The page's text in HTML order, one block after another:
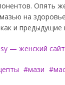
Опять
на
и предыдущие
— женский
мази